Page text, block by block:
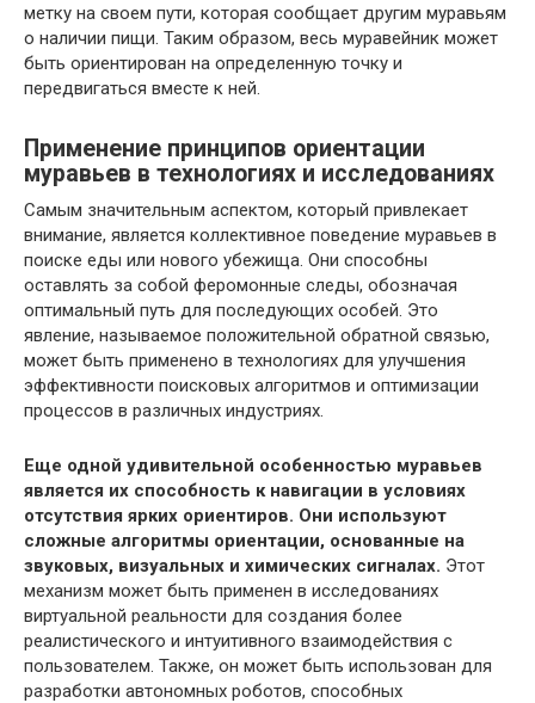
метку на своем пути, которая сообщает другим муравьям
о наличии пищи. Таким образом, весь муравейник может
быть ориентирован на определенную точку и
передвигаться вместе к ней.
Применение принципов ориентации
муравьев в технологиях и исследованиях
Самым значительным аспектом, который привлекает
внимание, является коллективное поведение муравьев в
поиске еды или нового убежища. Они способны
оставлять за собой феромонные следы, обозначая
оптимальный путь для последующих особей. Это
явление, называемое положительной обратной связью,
может быть применено в технологиях для улучшения
эффективности поисковых алгоритмов и оптимизации
процессов в различных индустриях.
Еще одной удивительной особенностью муравьев
является их способность к навигации в условиях
отсутствия ярких ориентиров. Они используют
сложные алгоритмы ориентации, основанные на
звуковых, визуальных и химических сигналах. Этот
механизм может быть применен в исследованиях
виртуальной реальности для создания более
реалистического и интуитивного взаимодействия с
пользователем. Также, он может быть использован для
разработки автономных роботов, способных